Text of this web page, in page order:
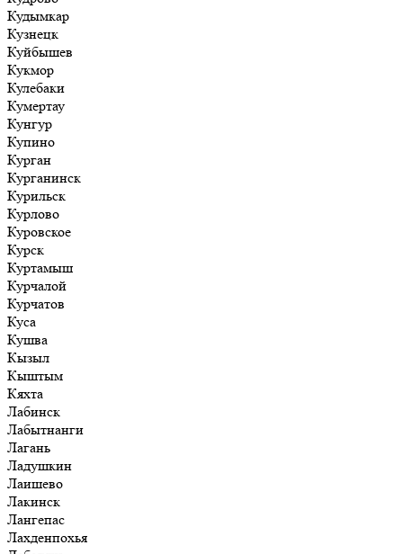
Кудымкар
Кузнецк
Куйбышев
Кукмор
Кулебаки
Кумертау
Кунгур
Купино
Курган
Курганинск
Курильск
Курлово
Куровское
Курск
Куртамыш
Курчалой
Курчатов
Куса
Кушва
Кызыл
Кыштым
Кяхта
Лабинск
Лабытнанги
Лагань
Ладушкин
Лаишево
Лакинск
Лангепас
Лахденпохья